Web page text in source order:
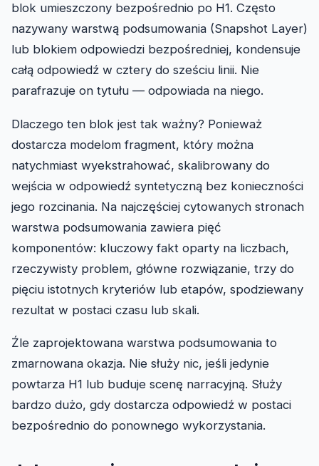
blok umieszczony bezpośrednio po H1. Często
nazywany warstwą podsumowania (Snapshot Layer)
lub blokiem odpowiedzi bezpośredniej, kondensuje
całą odpowiedź w cztery do sześciu linii. Nie
parafrazuje on tytułu — odpowiada na niego.
Dlaczego ten blok jest tak ważny? Ponieważ
dostarcza modelom fragment, który można
natychmiast wyekstrahować, skalibrowany do
wejścia w odpowiedź syntetyczną bez konieczności
jego rozcinania. Na najczęściej cytowanych stronach
warstwa podsumowania zawiera pięć
komponentów: kluczowy fakt oparty na liczbach,
rzeczywisty problem, główne rozwiązanie, trzy do
pięciu istotnych kryteriów lub etapów, spodziewany
rezultat w postaci czasu lub skali.
Źle zaprojektowana warstwa podsumowania to
zmarnowana okazja. Nie służy nic, jeśli jedynie
powtarza H1 lub buduje scenę narracyjną. Służy
bardzo dużo, gdy dostarcza odpowiedź w postaci
bezpośrednio do ponownego wykorzystania.